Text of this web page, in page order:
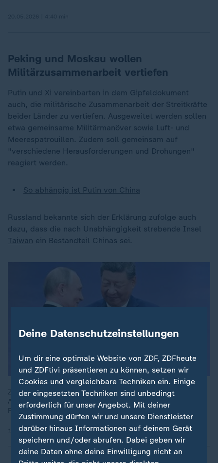
Peking und Moskau wollen
Militärzusammenarbeit vertiefen
Putin und Xi vereinbarten in dem Gipfeldokument
auch, die militärische Zusammenarbeit der Streitkräfte
beider Länder zu vertiefen. Ausgeweitet werden sollen
etwa gemeinsame Militärmanöver sowie Luft- und
Meerespatrouillen. Zudem soll gemeinsam auf
"verschiedene Herausforderungen und Drohungen"
reagiert werden.
So abhängig ist Putin von China
Russland bekannte sich der Erklärung zufolge auch
dazu, dass die nach Unabhängigkeit strebende Insel
Taiwan ein Bestandteil Chinas sei.
Zwei Tage lang beraten Xi und Putin in Peking. Kurz vor seiner
Ankunft pries Putin in einem Video das "grenzenlose
Potenzial" der Partnerschaft zwischen den beiden Ländern.
19.05.2026 | 2:53 min
Deine Datenschutzeinstellungen
Um dir eine optimale Website von ZDF, ZDFheute
und ZDFtivi präsentieren zu können, setzen wir
Cookies und vergleichbare Techniken ein. Einige
der eingesetzten Techniken sind unbedingt
erforderlich für unser Angebot. Mit deiner
Zustimmung dürfen wir und unsere Dienstleister
darüber hinaus Informationen auf deinem Gerät
speichern und/oder abrufen. Dabei geben wir
deine Daten ohne deine Einwilligung nicht an